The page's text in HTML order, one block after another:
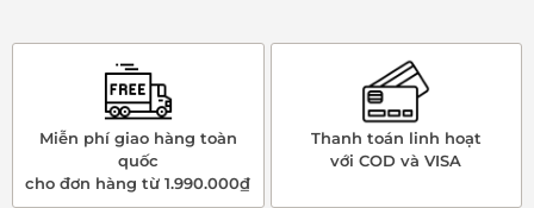
Miễn phí giao hàng toàn
quốc
cho đơn hàng từ 1.990.000₫
Thanh toán linh hoạt
với COD và VISA